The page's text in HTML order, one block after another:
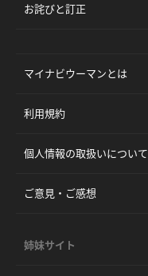
お詫びと訂正
マイナビウーマンとは
利用規約
個人情報の取扱いについて
ご意見・ご感想
姉妹サイト